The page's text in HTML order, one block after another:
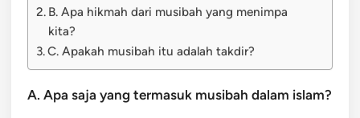
B. Apa hikmah dari musibah yang menimpa
kita?
C. Apakah musibah itu adalah takdir?
A. Apa saja yang termasuk musibah dalam islam?